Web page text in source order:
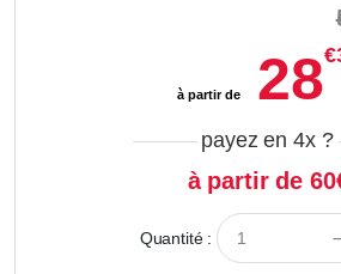
à partir de28
payez en 4x ?
à partir de
Quantité :